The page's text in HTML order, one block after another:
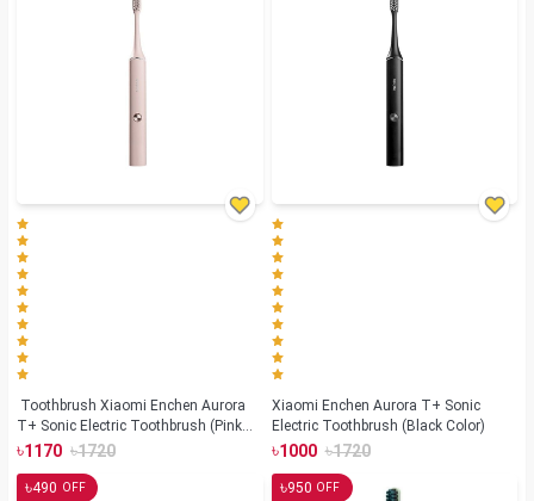
Toothbrush Xiaomi Enchen Aurora
T+ Sonic Electric Toothbrush (Pink
Color)
৳1170 ৳1720
Xiaomi Enchen Aurora T+ Sonic
Electric Toothbrush (Black Color)
৳1000 ৳1720
৳490 OFF ৳950 OFF